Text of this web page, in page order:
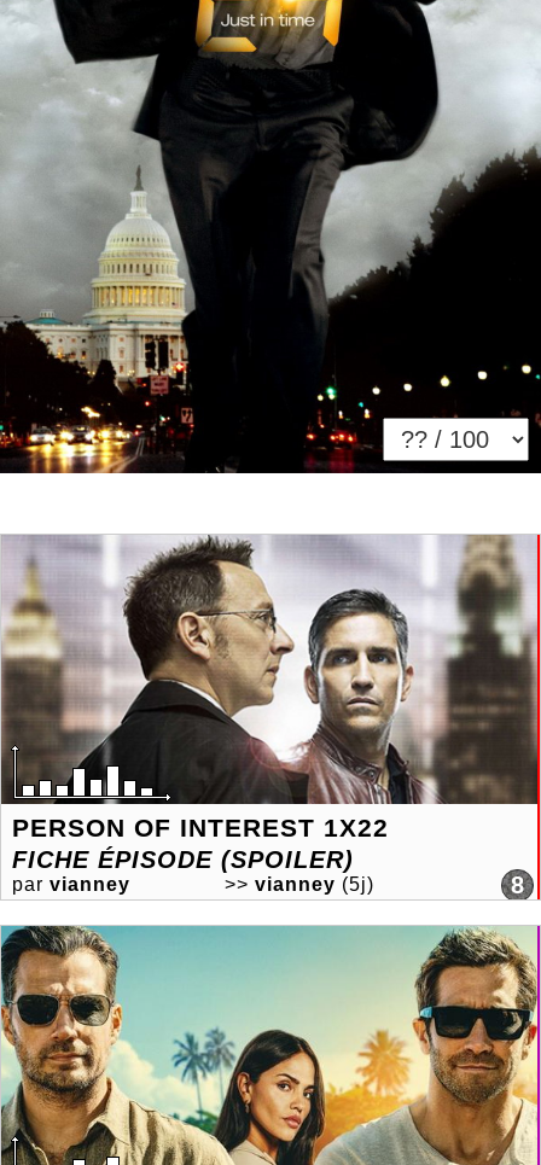
8
PERSON OF INTEREST 1X22
FICHE ÉPISODE (SPOILER)
par vianney >> vianney (5j)